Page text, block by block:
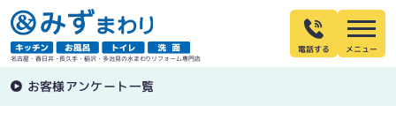
名古屋・春日井・長久手・稲沢・多治見の水まわりリフォーム専門店
電話する
お客様アンケート一覧